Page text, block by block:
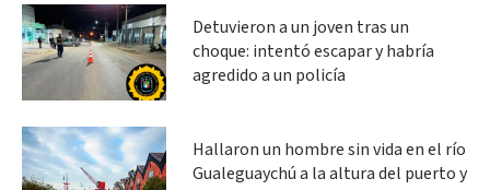
Detuvieron a un joven tras un
choque: intentó escapar y habría
agredido a un policía
Hallaron un hombre sin vida en el río
Gualeguaychú a la altura del puerto y